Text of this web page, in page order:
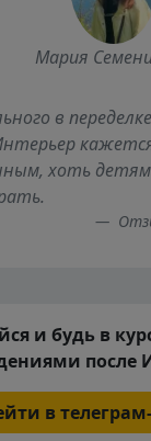
Мария
в
хоть детям
и будь в
после
в